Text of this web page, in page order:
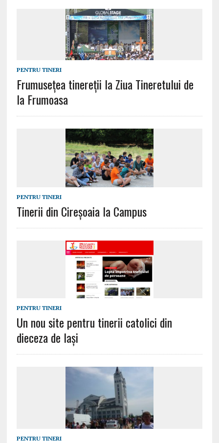
PENTRU TINERI
Frumuseţea tinereţii la Ziua Tineretului de
la Frumoasa
PENTRU TINERI
Tinerii din Cireșoaia la Campus
PENTRU TINERI
Un nou site pentru tinerii catolici din
dieceza de Iași
PENTRU TINERI